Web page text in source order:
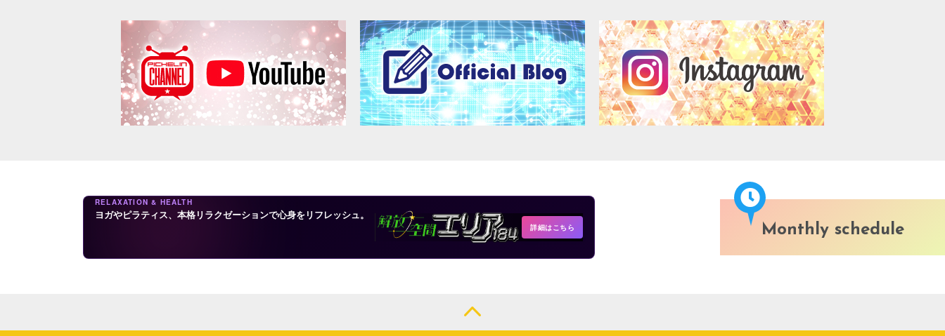
RELAXATION & HEALTH
ヨガやピラティス、本格リラクゼーションで心身をリフレッシュ。
詳細はこちら Monthly schedule